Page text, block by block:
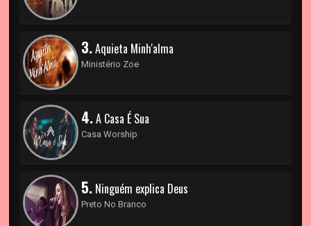
3.Aquieta Minh'alma
Ministério Zoe
4.A Casa É Sua
Casa Worship
5. Ninguém explica Deus
Preto No Branco